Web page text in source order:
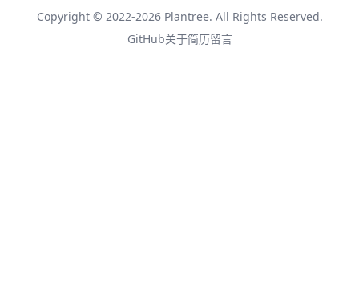
Copyright © 2022-2026 Plantree. All Rights Reserved.
GitHub关于简历留言